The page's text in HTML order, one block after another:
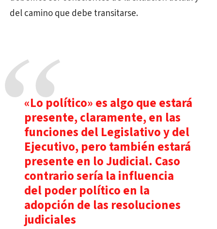
del camino que debe transitarse.
«Lo político» es algo que estará
presente, claramente, en las
funciones del Legislativo y del
Ejecutivo, pero también estará
presente en lo Judicial. Caso
contrario sería la influencia
del poder político en la
adopción de las resoluciones
judiciales